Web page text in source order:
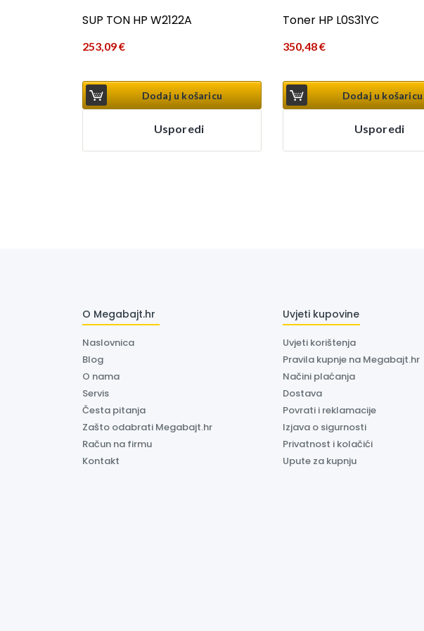
SUP TON HP W2122A
253,09€
Dodaj u košaricu
Usporedi
Toner HP L0S31YC
350,48€
Dodaj u košaricu
Usporedi
O Megabajt.hr
Naslovnica
Blog
O nama
Servis
Česta pitanja
Zašto odabrati Megabajt.hr
Račun na firmu
Kontakt
Uvjeti kupovine
Uvjeti korištenja
Pravila kupnje na Megabajt.hr
Načini plaćanja
Dostava
Povrati i reklamacije
Izjava o sigurnosti
Privatnost i kolačići
Upute za kupnju